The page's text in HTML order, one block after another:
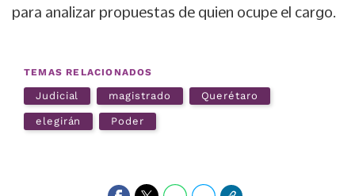
para analizar propuestas de quien ocupe el cargo.
TEMAS RELACIONADOS
Judicial magistrado Querétaro
elegirán Poder